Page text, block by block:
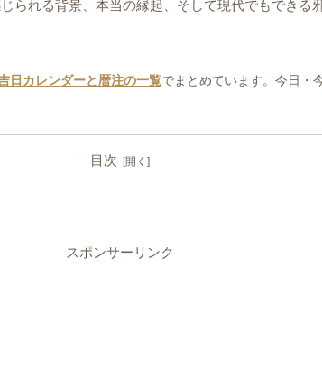
られる背景、本当の縁起、そして現代でもでき
日カレンダーと暦注の一覧でまとめています。今日・
目次
スポンサーリンク